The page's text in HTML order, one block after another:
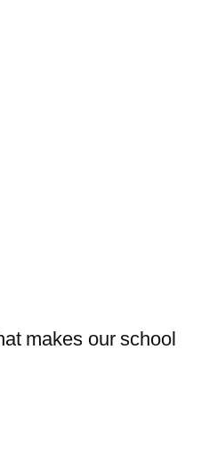
makes our school